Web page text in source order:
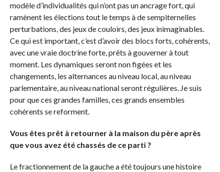
modèle d’individualités qui n’ont pas un ancrage fort, qui
ramènent les élections tout le temps à de sempiternelles
perturbations, des jeux de couloirs, des jeux inimaginables.
Ce qui est important, c’est d’avoir des blocs forts, cohérents,
avec une vraie doctrine forte, prêts à gouverner à tout
moment. Les dynamiques seront non figées et les
changements, les alternances au niveau local, au niveau
parlementaire, au niveau national seront régulières. Je suis
pour que ces grandes familles, ces grands ensembles
cohérents se reforment.
Vous êtes prêt à retourner à la maison du père après
que vous avez été chassés de ce parti ?
Le fractionnement de la gauche a été toujours une histoire